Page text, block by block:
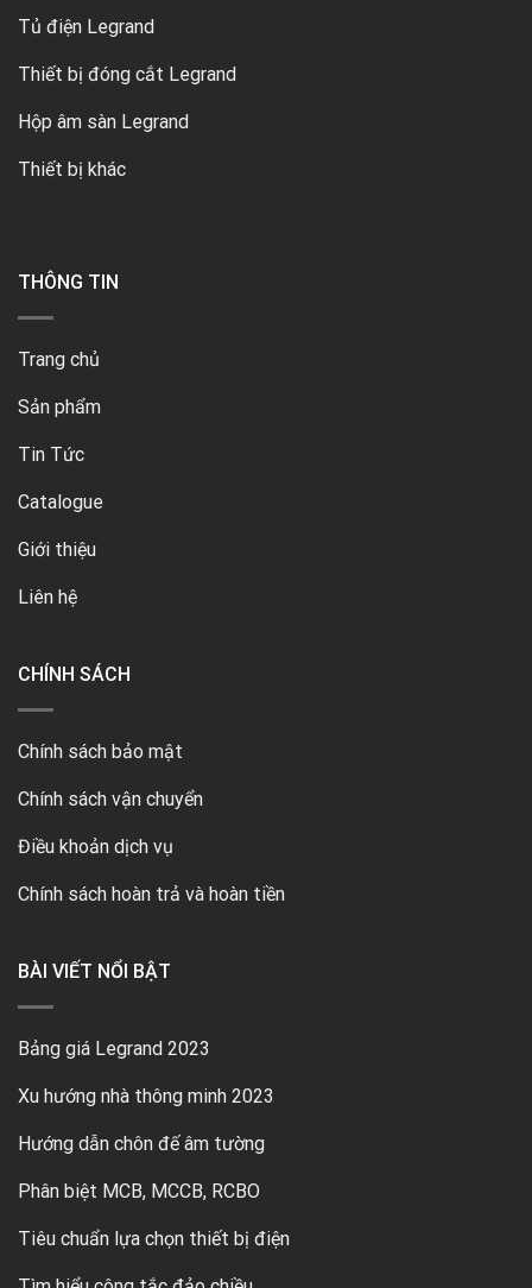
Tủ điện Legrand
Thiết bị đóng cắt Legrand
Hộp âm sàn Legrand
Thiết bị khác
THÔNG TIN
Trang chủ
Sản phẩm
Tin Tức
Catalogue
Giới thiệu
Liên hệ
CHÍNH SÁCH
Chính sách bảo mật
Chính sách vận chuyển
Điều khoản dịch vụ
Chính sách hoàn trả và hoàn tiền
BÀI VIẾT NỔI BẬT
Bảng giá Legrand 2023
Xu hướng nhà thông minh 2023
Hướng dẫn chôn đế âm tường
Phân biệt MCB, MCCB, RCBO
Tiêu chuẩn lựa chọn thiết bị điện